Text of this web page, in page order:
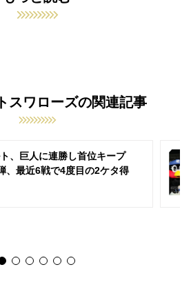
スワローズの関連記事
、巨人に連勝し首位キープ
、最近6戦で4度目の2ケタ得